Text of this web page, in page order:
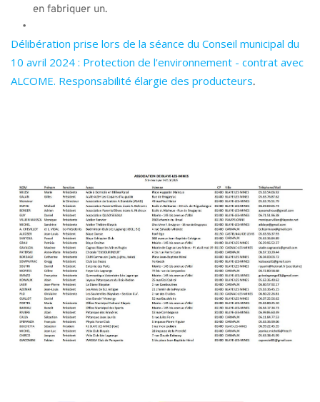
en fabriquer un.
Délibération prise lors de la séance du Conseil municipal du
10 avril 2024 : Protection de l'environnement - contrat avec
ALCOME. Responsabilité élargie des producteurs.